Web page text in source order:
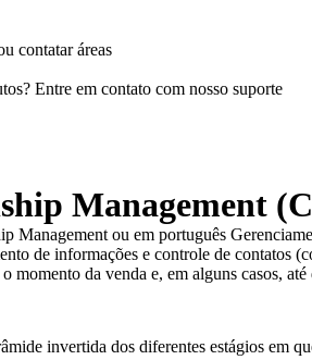
contatar áreas
Entre em contato com nosso suporte
Management
Management ou em português
de informações e controle de contatos
momento da venda e, em alguns casos,
invertida dos diferentes estágios em